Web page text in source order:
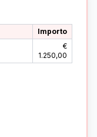
Importo
€
1.250,00